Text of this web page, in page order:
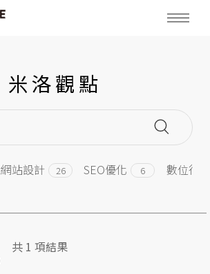
米洛觀點
網站設計 26 SEO優化 6 數位行銷
共 1 項結果